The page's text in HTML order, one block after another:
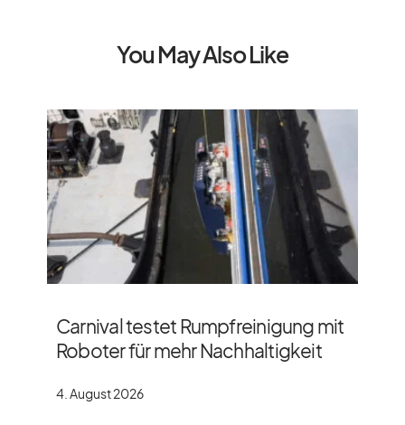
You May Also Like
Carnival testet Rumpfreinigung mit
Roboter für mehr Nachhaltigkeit
4. August 2026